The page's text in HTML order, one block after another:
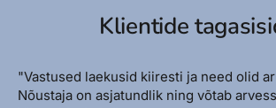
Klientide
"Vastused laekusid kiiresti ja need olid
Nõustaja on asjatundlik ning võtab